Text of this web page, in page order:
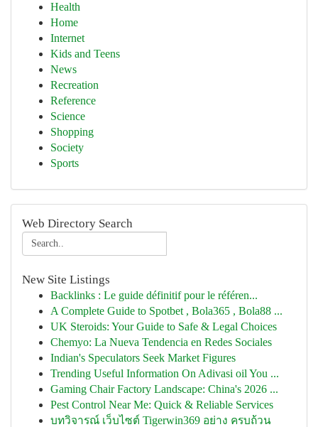
Health
Home
Internet
Kids and Teens
News
Recreation
Reference
Science
Shopping
Society
Sports
Web Directory Search
New Site Listings
Backlinks : Le guide définitif pour le référen...
A Complete Guide to Spotbet , Bola365 , Bola88 ...
UK Steroids: Your Guide to Safe & Legal Choices
Chemyo: La Nueva Tendencia en Redes Sociales
Indian's Speculators Seek Market Figures
Trending Useful Information On Adivasi oil You ...
Gaming Chair Factory Landscape: China's 2026 ...
Pest Control Near Me: Quick & Reliable Services
บทวิจารณ์ เว็บไซต์ Tigerwin369 อย่าง ครบถ้วน